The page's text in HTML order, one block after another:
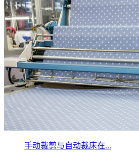
手动裁剪与自动裁床在...